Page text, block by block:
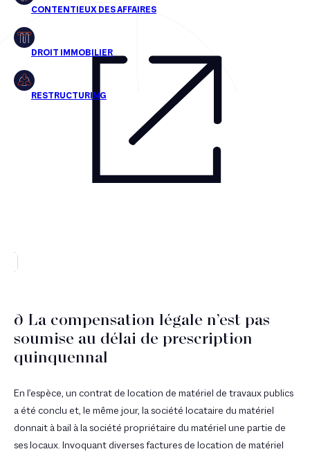
ð La compensation légale n’est pas
soumise au délai de prescription
quinquennal
En l’espèce, un contrat de location de matériel de travaux publics
a été conclu et, le même jour, la société locataire du matériel
donnait à bail à la société propriétaire du matériel une partie de
ses locaux. Invoquant diverses factures de location de matériel